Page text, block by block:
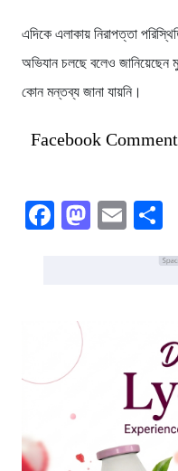
এদিকে এলাকায় নিরাপত্তা
অভিযান চলছে বলেও জানিয়েছেন
কোন মন্তব্য জানা যায়নি।
Facebook
Facebook